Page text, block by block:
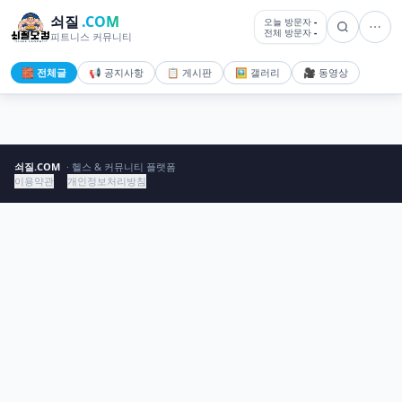
쇠질 .COM
피트니스 커뮤니티
오늘 방문자 -
전체 방문자 -
🧱 전체글 📢 공지사항 📋 게시판 🖼️ 갤러리 🎥 동영상
쇠질.COM · 헬스 & 커뮤니티 플랫폼
이용약관
개인정보처리방침